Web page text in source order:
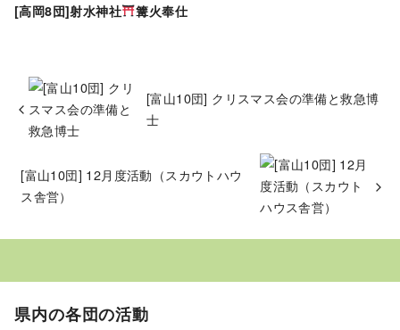
[高岡8団]射水神社 篝火奉仕
[富山10団] クリスマス会の準備と救急博
士
[富山10団] 12月度活動（スカウトハウ
ス舎営）
県内の各団の活動